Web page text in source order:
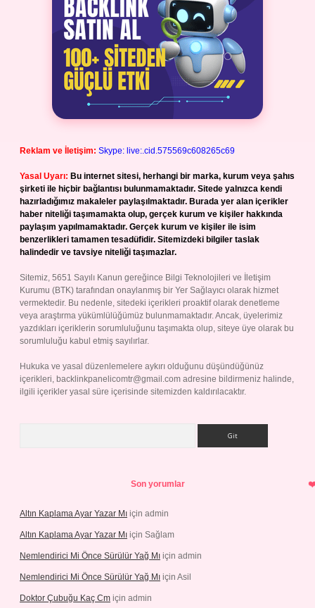
Reklam ve İletişim: Skype: live:.cid.575569c608265c69
Yasal Uyarı: Bu internet sitesi, herhangi bir marka, kurum veya şahıs
şirketi ile hiçbir bağlantısı bulunmamaktadır. Sitede yalnızca kendi
hazırladığımız makaleler paylaşılmaktadır. Burada yer alan içerikler
haber niteliği taşımamakta olup, gerçek kurum ve kişiler hakkında
paylaşım yapılmamaktadır. Gerçek kurum ve kişiler ile isim
benzerlikleri tamamen tesadüfidir. Sitemizdeki bilgiler taslak
halindedir ve tavsiye niteliği taşımazlar.
Sitemiz, 5651 Sayılı Kanun gereğince Bilgi Teknolojileri ve İletişim
Kurumu (BTK) tarafından onaylanmış bir Yer Sağlayıcı olarak hizmet
vermektedir. Bu nedenle, sitedeki içerikleri proaktif olarak denetleme
veya araştırma yükümlülüğümüz bulunmamaktadır. Ancak, üyelerimiz
yazdıkları içeriklerin sorumluluğunu taşımakta olup, siteye üye olarak bu
sorumluluğu kabul etmiş sayılırlar.
Hukuka ve yasal düzenlemelere aykırı olduğunu düşündüğünüz
içerikleri, backlinkpanelicomtr@gmail.com adresine bildirmeniz halinde,
ilgili içerikler yasal süre içerisinde sitemizden kaldırılacaktır.
Son yorumlar
Altın Kaplama Ayar Yazar Mı için admin
Altın Kaplama Ayar Yazar Mı için Sağlam
Nemlendirici Mi Önce Sürülür Yağ Mı için admin
Nemlendirici Mi Önce Sürülür Yağ Mı için Asil
Doktor Çubuğu Kaç Cm için admin